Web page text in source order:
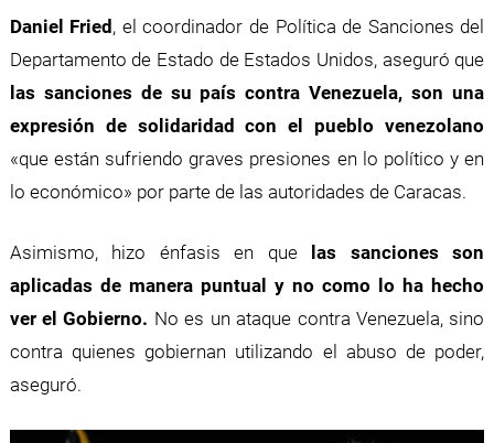
Daniel Fried, el coordinador de Política de Sanciones del
Departamento de Estado de Estados Unidos, aseguró que
las sanciones de su país contra Venezuela, son una
expresión de solidaridad con el pueblo venezolano
«que están sufriendo graves presiones en lo político y en
lo económico» por parte de las autoridades de Caracas.
Asimismo, hizo énfasis en que
las sanciones son
aplicadas de manera puntual y no como lo ha hecho
ver el Gobierno. No es un ataque contra Venezuela, sino
contra quienes gobiernan utilizando el abuso de poder,
aseguró.